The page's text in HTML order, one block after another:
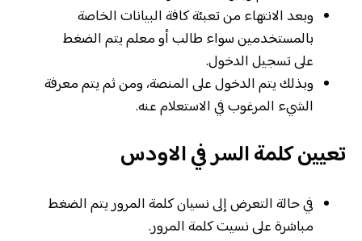
وبعد الانتهاء من تعبئة كافة البيانات الخاصة
بالمستخدمين سواء طالب أو معلم يتم الضغط
على تسجيل الدخول.
وبذلك يتم الدخول على المنصة، ومن ثم يتم معرفة
الشيء المرغوب في الاستعلام عنه.
تعيين كلمة السر في الاودس
في حالة التعرض إلى نسيان كلمة المرور يتم الضغط
مباشرة على نسيت كلمة المرور.